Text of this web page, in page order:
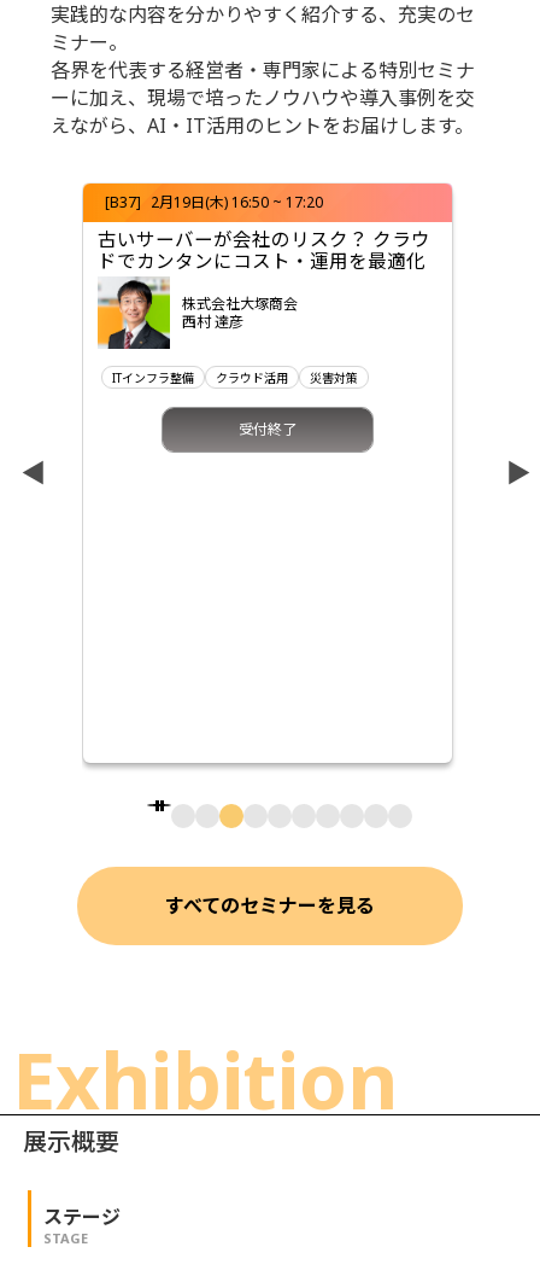
実践的な内容を分かりやすく紹介する、充実のセ
ミナー。
各界を代表する経営者・専門家による特別セミナ
ーに加え、現場で培ったノウハウや導入事例を交
えながら、AI・IT活用のヒントをお届けします。
[B37] 2月19日(木) 16:50 ~ 17:20
古いサーバーが会社のリスク？ クラウ
ドでカンタンにコスト・運用を最適化
株式会社大塚商会
西村 達彦
ITインフラ整備 クラウド活用 災害対策
受付終了
▲ ▲
すべてのセミナーを見る
Exhibition
展示概要
ステージ
STAGE